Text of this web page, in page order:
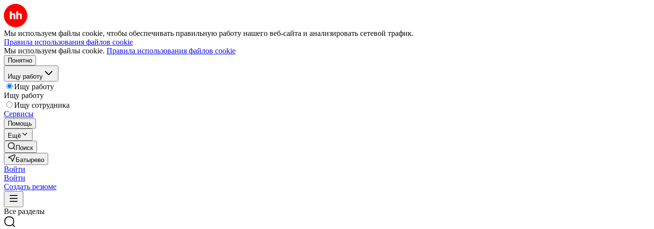
Мы используем файлы cookie, чтобы обеспечивать правильную работу нашего веб-сайта и анализировать сетевой трафик.
Правила использования файлов cookie
Мы используем файлы cookie. Правила использования файлов cookie
Понятно
Ищу работу
Ищу работу
Ищу работу
Ищу сотрудника
Сервисы
Помощь
Ещё
Поиск
Батырево
Войти
Войти
Создать резюме
Все разделы